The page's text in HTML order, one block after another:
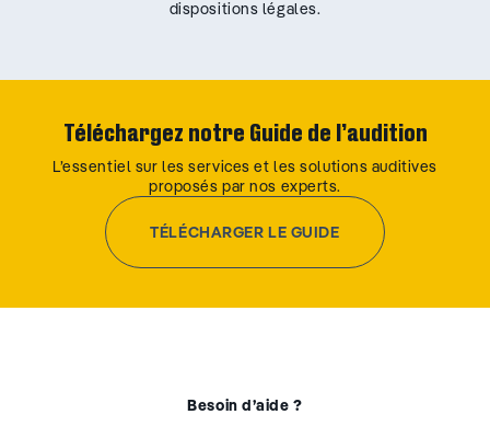
dispositions légales.
Téléchargez notre Guide de l’audition
L’essentiel sur les services et les solutions auditives
proposés par nos experts.
TÉLÉCHARGER LE GUIDE
Besoin d’aide ?